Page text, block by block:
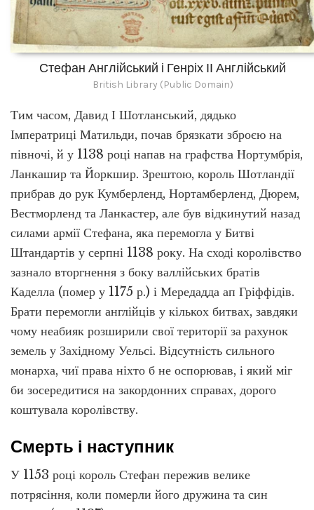
Стефан Англійський і Генріх ІІ Англійський
British Library (Public Domain)
Тим часом, Давид І Шотланський, дядько
Імператриці Матильди, почав брязкати зброєю на
півночі, й у 1138 році напав на графства Нортумбрія,
Ланкашир та Йоркшир. Зрештою, король Шотландії
прибрав до рук Кумберленд, Нортамберленд, Дюрем,
Вестморленд та Ланкастер, але був відкинутий назад
силами армії Стефана, яка перемогла у Битві
Штандартів у серпні 1138 року. На сході королівство
зазнало вторгнення з боку валлійських братів
Каделла (помер у 1175 р.) і Мередадда ап Гріффідів.
Брати перемогли англійців у кількох битвах, завдяки
чому неабияк розширили свої території за рахунок
земель у Західному Уельсі. Відсутність сильного
монарха, чиї права ніхто б не оспорював, і який міг
би зосередитися на закордонних справах, дорого
коштувала королівству.
Смерть і наступник
У 1153 році король Стефан пережив велике
потрясіння, коли померли його дружина та син